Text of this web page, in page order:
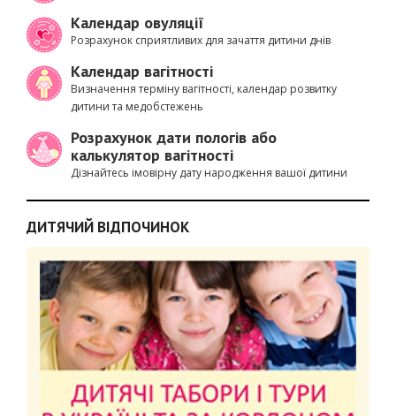
Календар овуляції
Розрахунок сприятливих для зачаття дитини днів
Календар вагітності
Визначення терміну вагітності, календар розвитку
дитини та медобстежень
Розрахунок дати пологів або
калькулятор вагітності
Дізнайтесь імовірну дату народження вашої дитини
ДИТЯЧИЙ ВІДПОЧИНОК